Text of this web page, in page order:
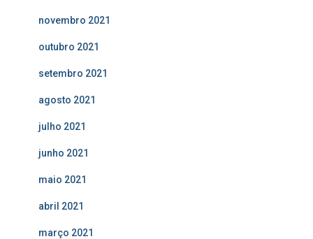
novembro 2021
outubro 2021
setembro 2021
agosto 2021
julho 2021
junho 2021
maio 2021
abril 2021
março 2021